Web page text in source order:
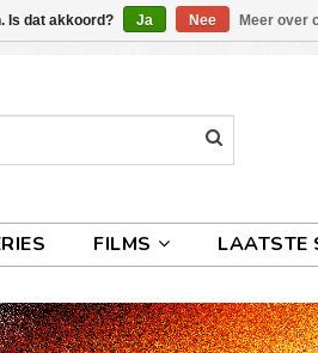
FILMS LAATSTE
Is dat akkoord? Ja Nee Meer over